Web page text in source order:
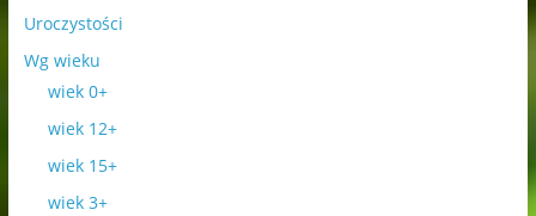
Uroczystości
Wg wieku
wiek 0+
wiek 12+
wiek 15+
wiek 3+